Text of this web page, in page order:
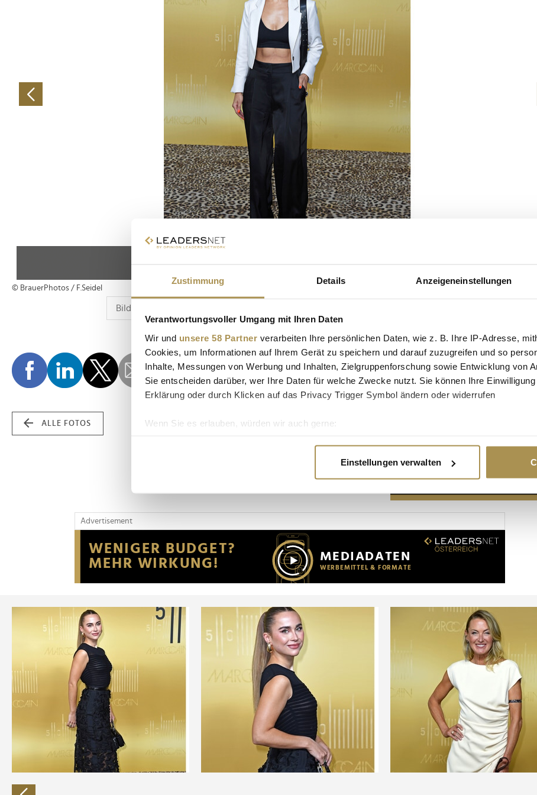
Zustimmung Details Anzeigeneinstellungen
Verantwortungsvoller Umgang mit Ihren Daten
Wir und unsere 58 Partner verarbeiten Ihre persönlichen Daten, wie z. B. Ihre IP-Adresse,
Cookies, um Informationen auf Ihrem Gerät zu speichern und darauf zuzugreifen und so
Inhalte, Messungen von Werbung und Inhalten, Zielgruppenforschung sowie Entwicklung von
Sie entscheiden darüber, wer Ihre Daten für welche Zwecke nutzt. Sie können Ihre
Erklärung oder durch Klicken auf das Privacy Trigger Symbol ändern oder widerrufen
Wenn Sie es erlauben, würden wir auch gerne:
Erfahren Sie mehr darüber, wie Ihre persönlichen Daten verarbeitet werden, und legen Sie Ihre
Wir verwenden Cookies, um Inhalte und Anzeigen zu personalisieren, Funktionen für soziale
Website an unsere Partner für soziale Medien, Werbung und Analysen weiter. Unsere Partner
möglicherweise mit weiteren Daten zusammen, die Sie ihnen bereitgestellt haben oder die sie
der Dienste gesammelt haben.
Einstellungen verwalten
© BrauerPhotos / F.Seidel
ALLE FOTOS
Advertisement
Advertisement